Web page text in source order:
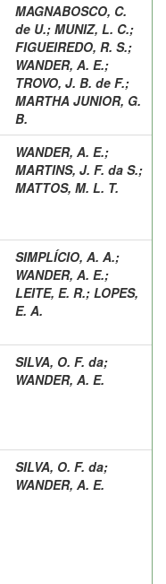
MAGNABOSCO, C.
de U.; MUNIZ, L. C.;
FIGUEIREDO, R. S.;
WANDER, A. E.;
TROVO, J. B. de F.;
MARTHA JUNIOR, G.
B.
WANDER, A. E.;
MARTINS, J. F. da S.;
MATTOS, M. L. T.
SIMPLÍCIO, A. A.;
WANDER, A. E.;
LEITE, E. R.; LOPES,
E. A.
SILVA, O. F. da;
WANDER, A. E.
SILVA, O. F. da;
WANDER, A. E.